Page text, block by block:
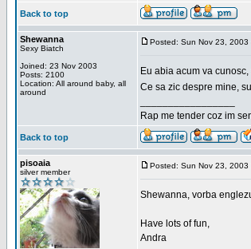
Back to top
Shewanna
Sexy Biatch
Joined: 23 Nov 2003
Posts: 2100
Location: All around baby, all
around
Posted: Sun Nov 23, 2003
Eu abia acum va
Ce sa zic despre mine,
Rap me tender coz im
Back to top
pisoaia
silver member
Posted: Sun Nov 23, 2003
Shewanna, vorba
Have lots of fun,
Andra